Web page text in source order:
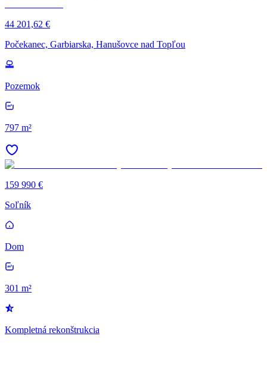
44 201,62 €
Počekanec, Garbiarska, Hanušovce nad Topľou
Pozemok
797 m²
159 990 €
Soľník
Dom
301 m²
Kompletná rekonštrukcia